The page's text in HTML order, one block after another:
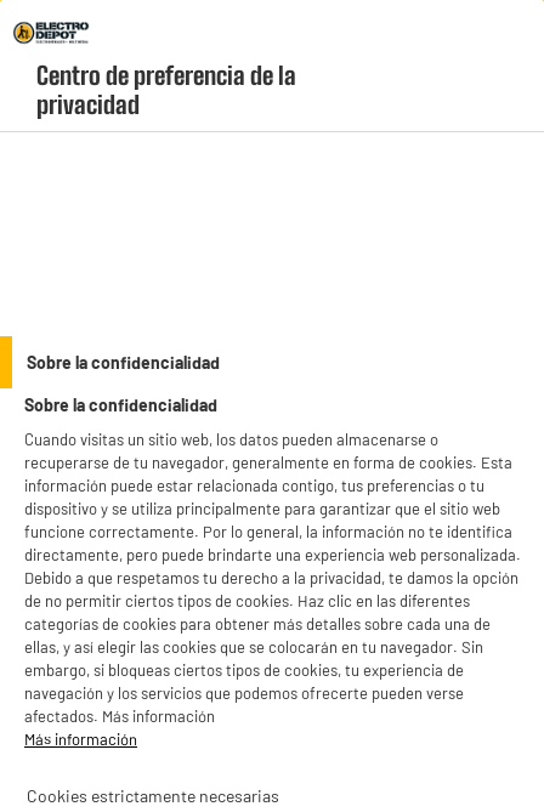
Menú
geolocation-header-icon-text
account
marcas y tamaños, no lo pienses más y adquiere tu lavavajillas
INTEGRABLE MUY SILENCIOSO VALBERG SEMI INTEGRABLE
productItem_availability_txt-
current-store
LEGANÉS, MADRID
productItem__availability-
change-btn
product_list_sticky_button_Filter
PRECIO IMBATIBLE
C
A
Lavavajillas Integrable HIGH ONE 60cm 12 Serv.
Clase C
automática al finalizar el programa)
Rechazar todas
BIENVENIDO a ELECTRO
DEPOT
Con el fin de mejorar tu experiencia, y tras tu consentimiento, ELECTRO DEPOT
y sus socios utilizan cookies que procesan tus datos personales para:
- compartir contenido adaptado a tus preferencias
- ofrecer publicidad y comunicaciones personalizadas
- facilitar el intercambio de contenido en las redes sociales
Consulta la política de cookies..
Centro de preferencia de la
privacidad
Sobre la confidencialidad
Sobre la confidencialidad
Cuando visitas un sitio web, los datos pueden almacenarse o
recuperarse de tu navegador, generalmente en forma de cookies. Esta
información puede estar relacionada contigo, tus preferencias o tu
dispositivo y se utiliza principalmente para garantizar que el sitio web
funcione correctamente. Por lo general, la información no te identifica
directamente, pero puede brindarte una experiencia web personalizada.
Debido a que respetamos tu derecho a la privacidad, te damos la opción
de no permitir ciertos tipos de cookies. Haz clic en las diferentes
categorías de cookies para obtener más detalles sobre cada una de
ellas, y así elegir las cookies que se colocarán en tu navegador. Sin
embargo, si bloqueas ciertos tipos de cookies, tu experiencia de
navegación y los servicios que podemos ofrecerte pueden verse
afectados. Más información
Más información
Cookies estrictamente necesarias